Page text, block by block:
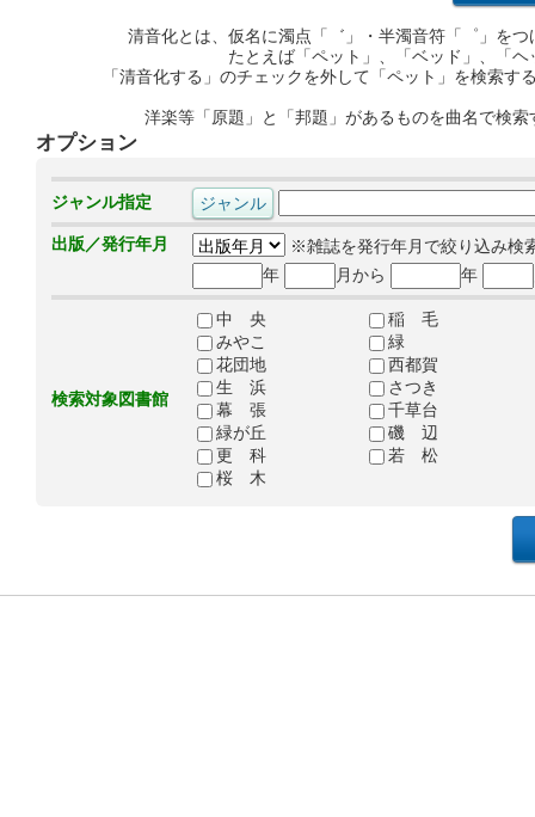
清音化とは、仮名に濁点「゛」・半濁音符「゜」を
たとえば「ペット」、「ベッド」、「
「清音化する」のチェックを外して「ペット」を検索
洋楽等「原題」と「邦題」があるものを曲名で検
オプション
ジャンル指定
出版／発行年月
※雑誌を発行年月で絞り込み検
年
月から 年
検索対象図書館
中 央
稲 毛
みやこ
緑
花団地
西都賀
生 浜
さつき
幕 張
千草台
緑が丘
磯 辺
更 科
若 松
桜 木